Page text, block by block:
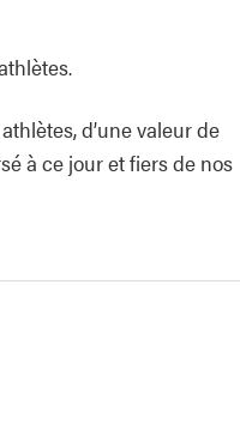
d’une valeur de
à ce jour et fiers de nos